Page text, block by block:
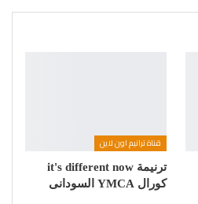
قناة ترانيم اون لاين
ترنيمة it's different now
كورال YMCA السودانى